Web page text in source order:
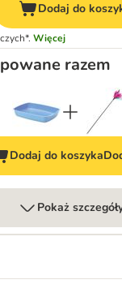
Dodaj do
Więcej
razem
Dodaj do koszyka
Pokaż